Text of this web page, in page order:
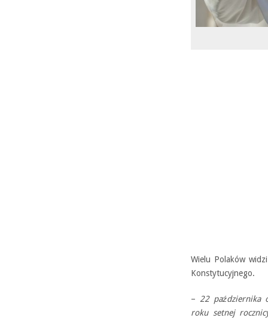
Wielu Polaków
Konstytucyjnego.
– 22 października
roku setnej